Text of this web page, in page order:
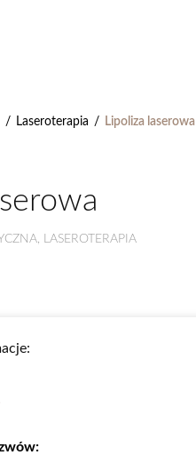
/ Laseroterapia / Lipoliza laserowa
LASEROTERAPIA